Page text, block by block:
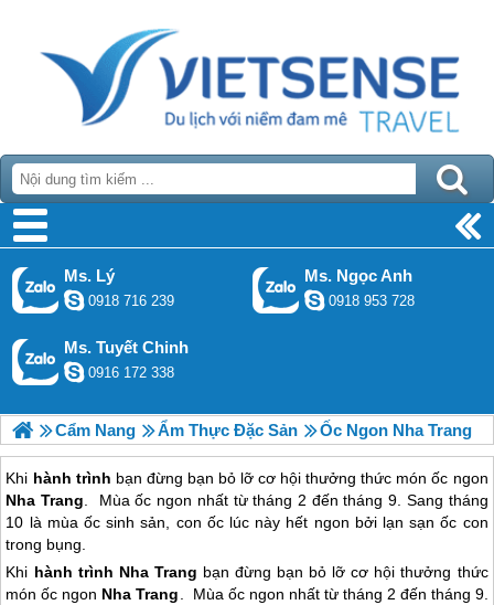
Ms. Lý
0918 716 239
Ms. Ngọc Anh
0918 953 728
Ms. Tuyết Chinh
0916 172 338
Cẩm Nang Ẩm Thực Đặc Sản Ốc Ngon Nha Trang
Khi hành trình bạn đừng bạn bỏ lỡ cơ hội thưởng thức món ốc ngon
Nha Trang. Mùa ốc ngon nhất từ tháng 2 đến tháng 9. Sang tháng
10 là mùa ốc sinh sản, con ốc lúc này hết ngon bởi lạn sạn ốc con
trong bụng.
Khi hành trình Nha Trang bạn đừng bạn bỏ lỡ cơ hội thưởng thức
món ốc ngon Nha Trang. Mùa ốc ngon nhất từ tháng 2 đến tháng 9.